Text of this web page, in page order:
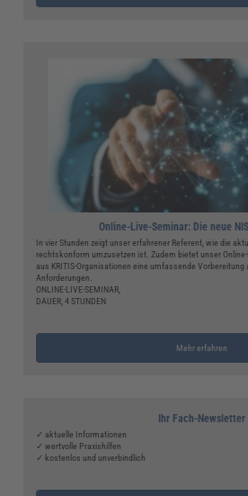
Online-Live-Seminar: Die neue
In vier Stunden zeigt unser erfahrener Referent, wie die
rechtskonform umzusetzen ist. Zudem bietet unser
aus KRITIS-Organisationen eine umfassende Vorbereitung
Anforderungen.
ONLINE-LIVE-SEMINAR,
DAUER, 4 STUNDEN
Mehr erfahren
Ihr Fach-Newsletter
✓ aktuelle Informationen
✓ wertvolle Praxishilfen
✓ kostenlos und unverbindlich